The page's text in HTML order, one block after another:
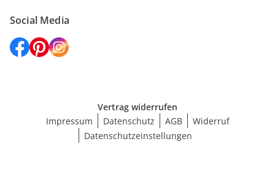
Social Media
Vertrag widerrufen
Impressum
Datenschutz AGB
Widerruf
Datenschutzeinstellungen